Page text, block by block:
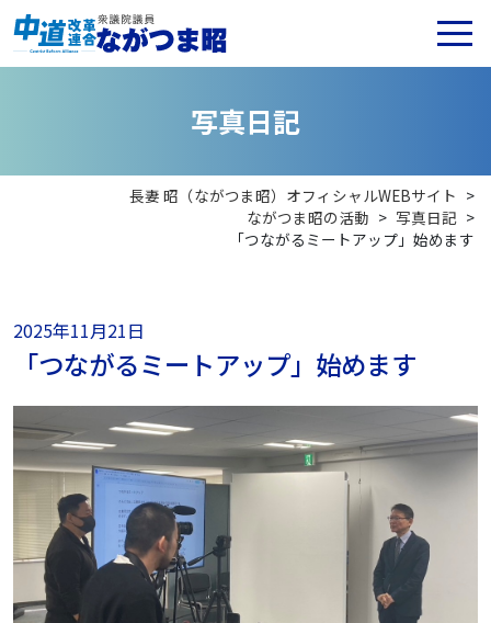
写真日記
長妻 昭（ながつま昭）オフィシャルWEBサイト >
ながつま昭の活動 > 写真日記 >
「つながるミートアップ」始めます
2025年11月21日
「つながるミートアップ」始めます